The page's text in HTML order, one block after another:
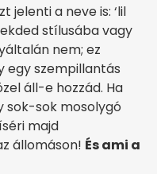
jelenti a neve is: ‘lil
stílusába vagy
nem; ez
egy szempillantás
áll-e hozzád. Ha
sok-sok mosolygó
majd
állomáson! És ami a